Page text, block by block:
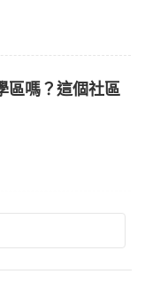
區嗎？這個社區